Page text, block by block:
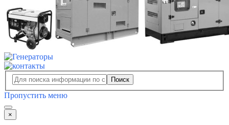
Поиск
Пропустить меню
×